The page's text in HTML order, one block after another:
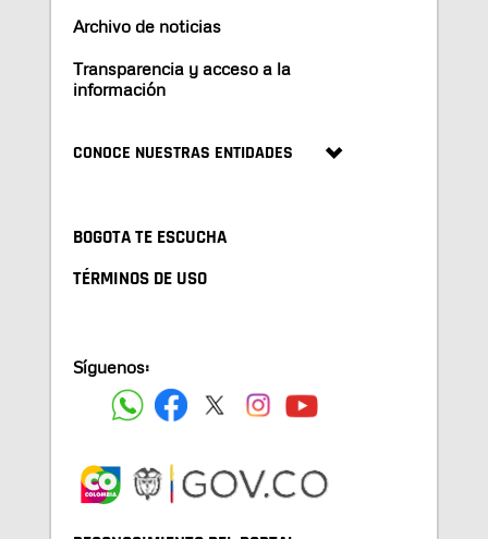
Archivo de noticias
Transparencia y acceso a la
información
CONOCE NUESTRAS ENTIDADES
BOGOTA TE ESCUCHA
TÉRMINOS DE USO
Síguenos: